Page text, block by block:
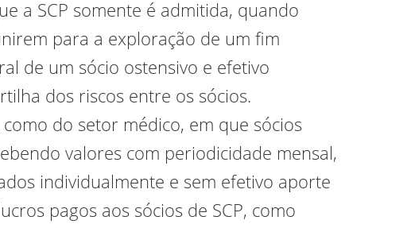
a SCP somente é admitida, quando
para a exploração de um fim
de um sócio ostensivo e efetivo
dos riscos entre os sócios.
do setor médico, em que sócios
valores com periodicidade mensal,
individualmente e sem efetivo aporte
pagos aos sócios de SCP, como